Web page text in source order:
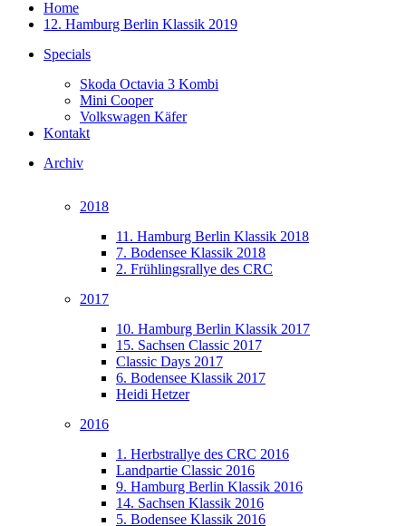
Home
12. Hamburg Berlin Klassik 2019
Specials
Skoda Octavia 3 Kombi
Mini Cooper
Volkswagen Käfer
Kontakt
Archiv
2018
11. Hamburg Berlin Klassik 2018
7. Bodensee Klassik 2018
2. Frühlingsrallye des CRC
2017
10. Hamburg Berlin Klassik 2017
15. Sachsen Classic 2017
Classic Days 2017
6. Bodensee Klassik 2017
Heidi Hetzer
2016
1. Herbstrallye des CRC 2016
Landpartie Classic 2016
9. Hamburg Berlin Klassik 2016
14. Sachsen Klassik 2016
5. Bodensee Klassik 2016